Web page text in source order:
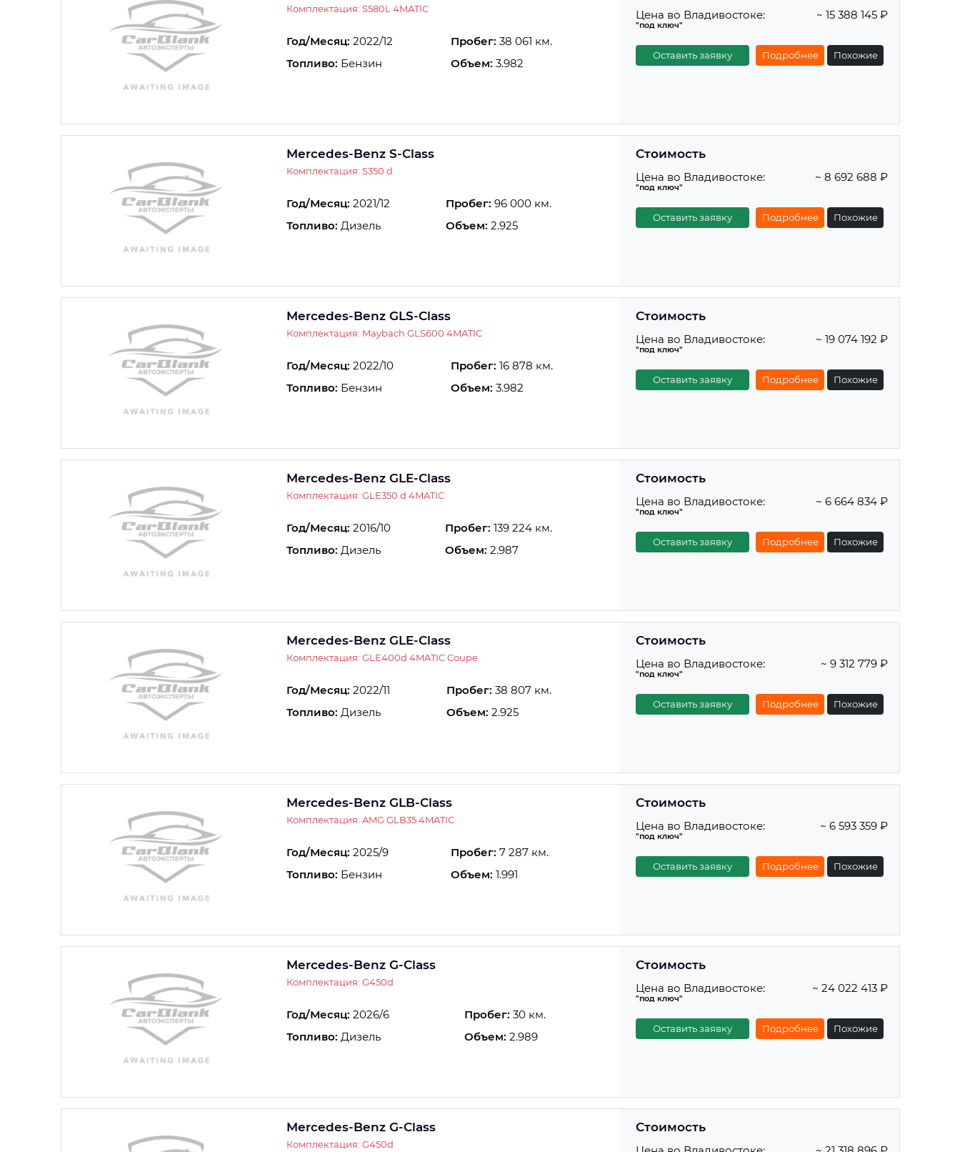
Комплектация: S580L 4MATIC
Год/Месяц: 2022/12 Пробег: 38 061 км.
Топливо: Бензин Объем: 3.982
Цена во Владивостоке:
"под ключ"
~ 15 388 145 ₽
Оставить заявку Подробнее Похожие
Mercedes-Benz S-Class
Комплектация: S350 d
Год/Месяц: 2021/12 Пробег: 96 000 км.
Топливо: Дизель Объем: 2.925
Стоимость
Цена во Владивостоке:
"под ключ"
~ 8 692 688 ₽
Оставить заявку Подробнее Похожие
Mercedes-Benz GLS-Class
Комплектация: Maybach GLS600 4MATIC
Год/Месяц: 2022/10 Пробег: 16 878 км.
Топливо: Бензин Объем: 3.982
Стоимость
Цена во Владивостоке:
"под ключ"
~ 19 074 192 ₽
Оставить заявку Подробнее Похожие
Mercedes-Benz GLE-Class
Комплектация: GLE350 d 4MATIC
Год/Месяц: 2016/10 Пробег: 139 224 км.
Топливо: Дизель Объем: 2.987
Стоимость
Цена во Владивостоке:
"под ключ"
~ 6 664 834 ₽
Оставить заявку Подробнее Похожие
Mercedes-Benz GLE-Class
Комплектация: GLE400d 4MATIC Coupe
Год/Месяц: 2022/11 Пробег: 38 807 км.
Топливо: Дизель Объем: 2.925
Стоимость
Цена во Владивостоке:
"под ключ"
~ 9 312 779 ₽
Оставить заявку Подробнее Похожие
Mercedes-Benz GLB-Class
Комплектация: AMG GLB35 4MATIC
Год/Месяц: 2025/9 Пробег: 7 287 км.
Топливо: Бензин Объем: 1.991
Стоимость
Цена во Владивостоке:
"под ключ"
~ 6 593 359 ₽
Оставить заявку Подробнее Похожие
Mercedes-Benz G-Class
Комплектация: G450d
Год/Месяц: 2026/6 Пробег: 30 км.
Топливо: Дизель Объем: 2.989
Стоимость
Цена во Владивостоке:
"под ключ"
~ 24 022 413 ₽
Оставить заявку Подробнее Похожие
Mercedes-Benz G-Class
Комплектация: G450d
Стоимость